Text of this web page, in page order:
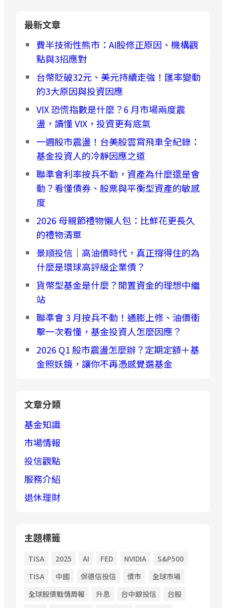
最新文章
費半技術性熊市：AI股修正原因、機構觀
點與3招應對
台幣貶破32元、美元持續走強！匯率變動
的3大原因與投資因應
VIX 恐慌指數是什麼？6 月市場兩度震
盪，讀懂 VIX，投資更有底氣
一週股市震盪！台美股雲霄飛車全紀錄：
基金投資人的冷靜因應之道
聯準會利率按兵不動，資產為什麼還是會
動？看懂債券、股票與平衡型資產的敏感
度
2026 母親節禮物懶人包：比鮮花更長久
的禮物清單
景順投信｜高油價時代，真正撐得住的為
什麼是環球高評級企業債？
貨幣型基金是什麼？閒置資金的理想中繼
站
聯準會 3 月按兵不動！通膨上修、油價衝
擊一次看懂，基金投資人怎麼因應？
2026 Q1 股市震盪怎麼辦？定期定額＋基
金照妖鏡，讓你不再憑感覺選基金
文章分類
基金知識
市場情報
投信觀點
服務介紹
退休理財
主題標籤
TISA 2025 AI FED NVIDIA
S&P500
TISA
中國 保德信投信 債市
全球市場
全球股債戰情周報
升息 台中銀投信
台股